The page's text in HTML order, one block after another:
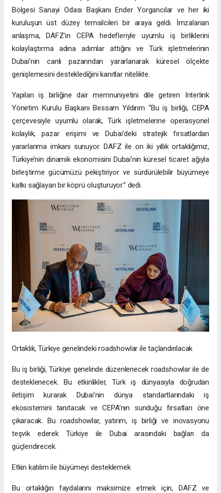
Bölgesi Sanayi Odası Başkanı Ender Yorgancılar ve her iki
kuruluşun üst düzey temsilcileri bir araya geldi. İmzalanan
anlaşma, DAFZ’ın CEPA hedefleriyle uyumlu iş birliklerini
kolaylaştırma adına adımlar attığını ve Türk işletmelerinin
Dubai’nin canlı pazarından yararlanarak küresel ölçekte
genişlemesini desteklediğini kanıtlar nitelikte.
Yapılan iş birliğine dair memnuniyetini dile getiren Interlink
Yönetim Kurulu Başkanı Bessam Yıldırım “Bu iş birliği, CEPA
çerçevesiyle uyumlu olarak, Türk işletmelerine operasyonel
kolaylık, pazar erişimi ve Dubai’deki stratejik fırsatlardan
yararlanma imkanı sunuyor. DAFZ ile on iki yıllık ortaklığımız,
Türkiye’nin dinamik ekonomisini Dubai’nin küresel ticaret ağıyla
birleştirme gücümüzü pekiştiriyor ve sürdürülebilir büyümeye
katkı sağlayan bir köprü oluşturuyor.” dedi.
Ortaklık, Türkiye genelindeki roadshowlar ile taçlandırılacak
Bu iş birliği, Türkiye genelinde düzenlenecek roadshowlar ile de
desteklenecek. Bu etkinlikler, Türk iş dünyasıyla doğrudan
iletişim kurarak Dubai’nin dünya standartlarındaki iş
ekosistemini tanıtacak ve CEPA’nın sunduğu fırsatları öne
çıkaracak. Bu roadshowlar, yatırım, iş birliği ve inovasyonu
teşvik ederek Türkiye ile Dubai arasındaki bağları da
güçlendirecek.
Etkin katılım ile büyümeyi desteklemek
Bu ortaklığın faydalarını maksimize etmek için, DAFZ ve